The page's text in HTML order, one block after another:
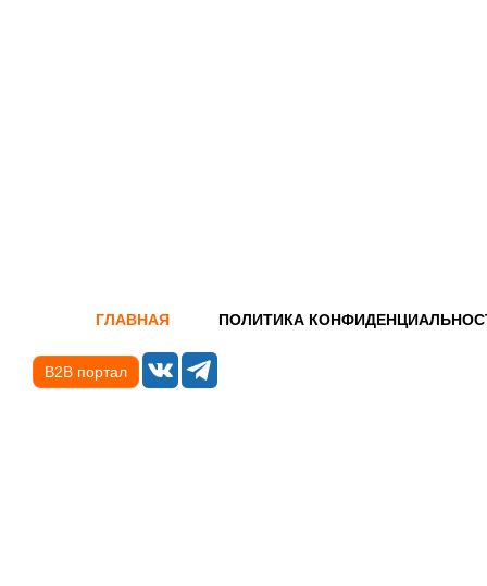
ГЛАВНАЯ ПОЛИТИКА
B2B портал